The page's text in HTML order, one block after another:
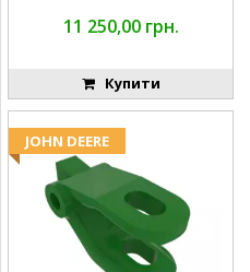
11 250,00 грн.
Купити
JOHN DEERE